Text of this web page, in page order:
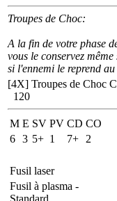
Troupes de Choc:
A la fin de votre phase
vous le conservez
si l'ennemi le reprend
[4X] Troupes de Choc
120
M E SV PV CD CO
6 3 5+ 1 7+
2
Fusil laser
Fusil à plasma -
Standard